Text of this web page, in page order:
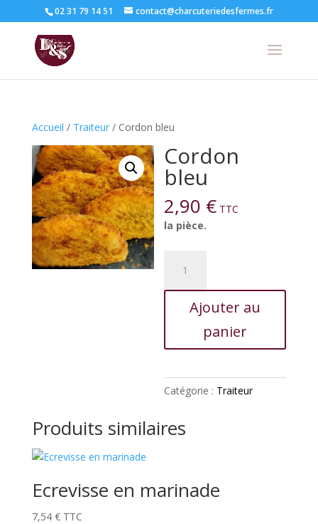
02 31 79 14 51 contact@charcuteriedesfermes.fr
Accueil / Traiteur/ Cordon bleu
Cordon
bleu
2,90 € TTC
la pièce.
Cordon
Ajouter au
panier
Catégorie : Traiteur
Produits similaires
Ecrevisse en marinade
7,54 € TTC